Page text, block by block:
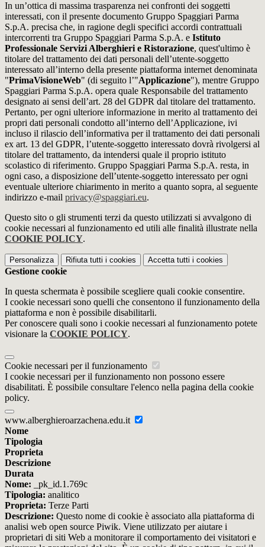
In un’ottica di massima trasparenza nei confronti dei soggetti
interessati, con il presente documento Gruppo Spaggiari Parma
S.p.A. precisa che, in ragione degli specifici accordi contrattuali
intercorrenti tra Gruppo Spaggiari Parma S.p.A. e Istituto
Professionale Servizi Alberghieri e Ristorazione, quest'ultimo è
titolare del trattamento dei dati personali dell’utente-soggetto
interessato all’interno della presente piattaforma internet denominata
"PrimaVisioneWeb" (di seguito l’"Applicazione"), mentre Gruppo
Spaggiari Parma S.p.A. opera quale Responsabile del trattamento
designato ai sensi dell’art. 28 del GDPR dal titolare del trattamento.
Pertanto, per ogni ulteriore informazione in merito al trattamento dei
propri dati personali condotto all’interno dell’Applicazione, ivi
incluso il rilascio dell’informativa per il trattamento dei dati personali
ex art. 13 del GDPR, l’utente-soggetto interessato dovrà rivolgersi al
titolare del trattamento, da intendersi quale il proprio istituto
scolastico di riferimento. Gruppo Spaggiari Parma S.p.A. resta, in
ogni caso, a disposizione dell’utente-soggetto interessato per ogni
eventuale ulteriore chiarimento in merito a quanto sopra, al seguente
indirizzo e-mail privacy@spaggiari.eu.
Questo sito o gli strumenti terzi da questo utilizzati si avvalgono di
cookie necessari al funzionamento ed utili alle finalità illustrate nella
COOKIE POLICY.
Personalizza Rifiuta tutti i cookies Accetta tutti i cookies
Gestione cookie
In questa schermata è possibile scegliere quali cookie consentire.
I cookie necessari sono quelli che consentono il funzionamento della
piattaforma e non è possibile disabilitarli.
Per conoscere quali sono i cookie necessari al funzionamento potete
visionare la COOKIE POLICY.
Cookie necessari per il funzionamento
I cookie necessari per il funzionamento non possono essere
disabilitati. È possibile consultare l'elenco nella pagina della cookie
policy.
www.alberghieroarzachena.edu.it
Nome
Tipologia
Proprieta
Descrizione
Durata
Nome: _pk_id.1.769c
Tipologia: analitico
Proprieta: Terze Parti
Descrizione: Questo nome di cookie è associato alla piattaforma di
analisi web open source Piwik. Viene utilizzato per aiutare i
proprietari di siti Web a monitorare il comportamento dei visitatori e